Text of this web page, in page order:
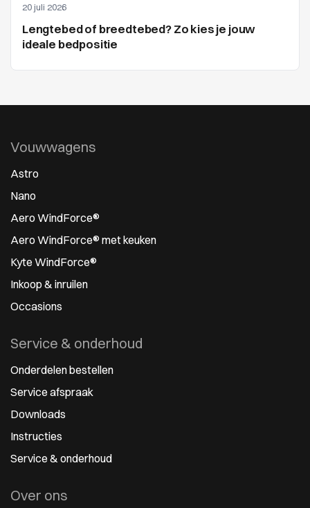
20 juli 2026
Lengtebed of breedtebed? Zo kies je jouw
ideale bedpositie
Vouwwagens
Astro
Nano
Aero WindForce®
Aero WindForce® met keuken
Kyte WindForce®
Inkoop & inruilen
Occasions
Service & onderhoud
Onderdelen bestellen
Service afspraak
Downloads
Instructies
Service & onderhoud
Over ons